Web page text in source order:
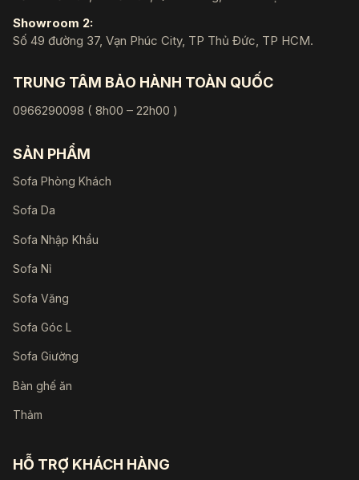
Showroom 2:
Số 49 đường 37, Vạn Phúc City, TP Thủ Đức, TP HCM.
TRUNG TÂM BẢO HÀNH TOÀN QUỐC
0966290098 ( 8h00 – 22h00 )
SẢN PHẨM
Sofa Phòng Khách
Sofa Da
Sofa Nhập Khẩu
Sofa Nỉ
Sofa Văng
Sofa Góc L
Sofa Giường
Bàn ghế ăn
Thảm
HỖ TRỢ KHÁCH HÀNG